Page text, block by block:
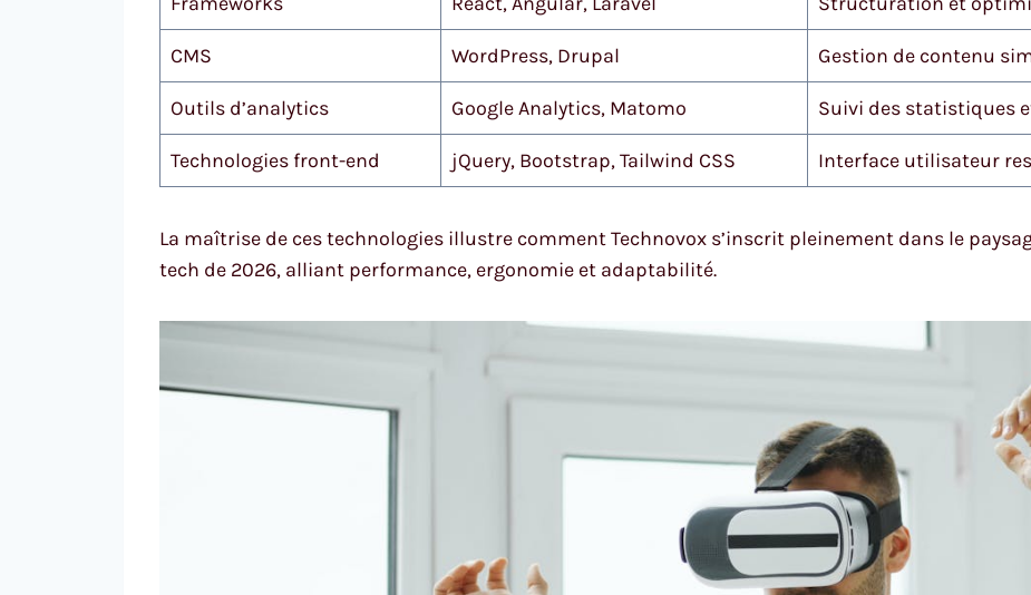
CMS WordPress, Drupal Gestion de contenu
Outils d’analytics Google Analytics, Matomo Suivi des statistiques
Technologies front-end jQuery, Bootstrap, Tailwind CSS Interface utilisateur
La maîtrise de ces technologies illustre comment Technovox s’inscrit pleinement dans le
tech de 2026, alliant performance, ergonomie et adaptabilité.